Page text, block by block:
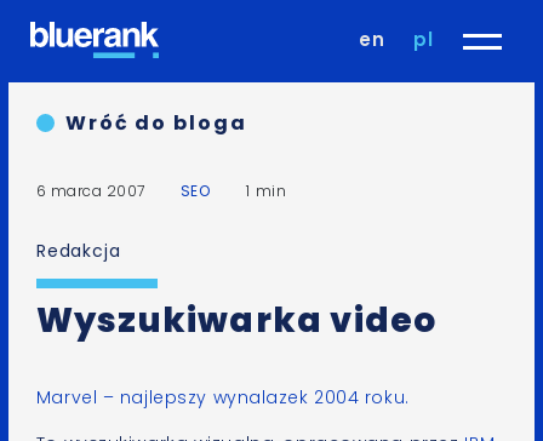
en pl
Wróć do bloga
6 marca 2007 SEO 1 min
Redakcja
Wyszukiwarka video
Marvel – najlepszy wynalazek 2004 roku.